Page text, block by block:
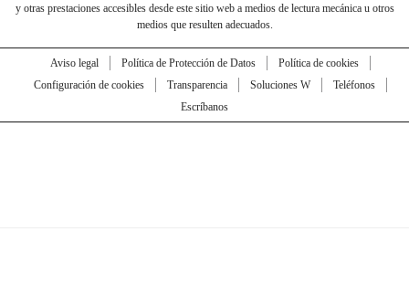
y otras prestaciones accesibles desde este sitio web a medios de lectura mecánica u otros
medios que resulten adecuados.
Aviso legal Política de Protección de Datos
Política de cookies
Configuración de cookies
Transparencia Soluciones W
Teléfonos
Escríbanos